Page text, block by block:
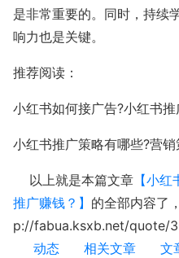
是非常重要的。同时，持续
响力也是关键。
推荐阅读：
小红书如何接广告?小红书
小红书推广策略有哪些?营
以上就是本篇文章 【小
推广赚钱？】 的全部内容了
p://fabua.ksxb.net/quote/
动态
相关文章 文